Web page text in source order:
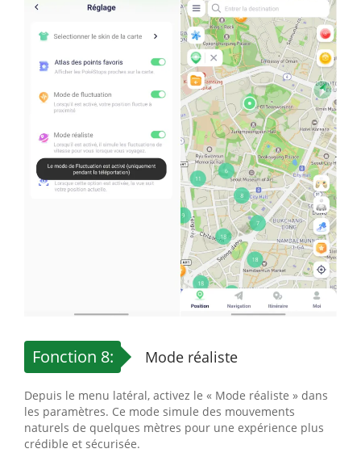
Fonction 8: Mode réaliste
Depuis le menu latéral, activez le « Mode réaliste » dans
les paramètres. Ce mode simule des mouvements
naturels de quelques mètres pour une expérience plus
crédible et sécurisée.